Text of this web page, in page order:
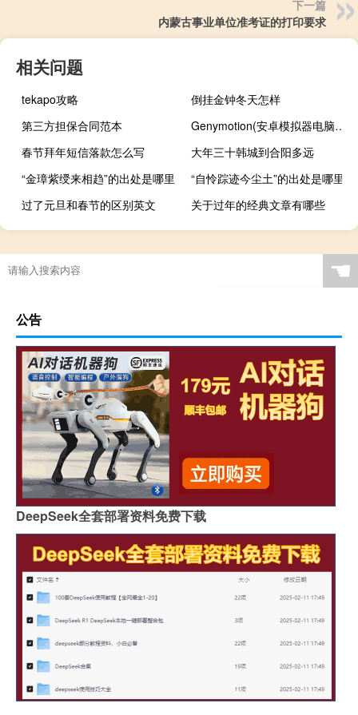
下一篇
内蒙古事业单位准考证的打印要求
相关问题
tekapo攻略
倒挂金钟冬天怎样
第三方担保合同范本
Genymotion(安卓模拟器电脑版) V3.2.0 官方最新版（Genymotion(安卓模拟器电脑版) V3.2.0 官方最新版功能简介）
春节拜年短信落款怎么写
大年三十韩城到合阳多远
“金璋紫绶来相趋”的出处是哪里
“自怜踪迹今尘土”的出处是哪里
过了元旦和春节的区别英文
关于过年的经典文章有哪些
☚
公告
DeepSeek全套部署资料免费下载